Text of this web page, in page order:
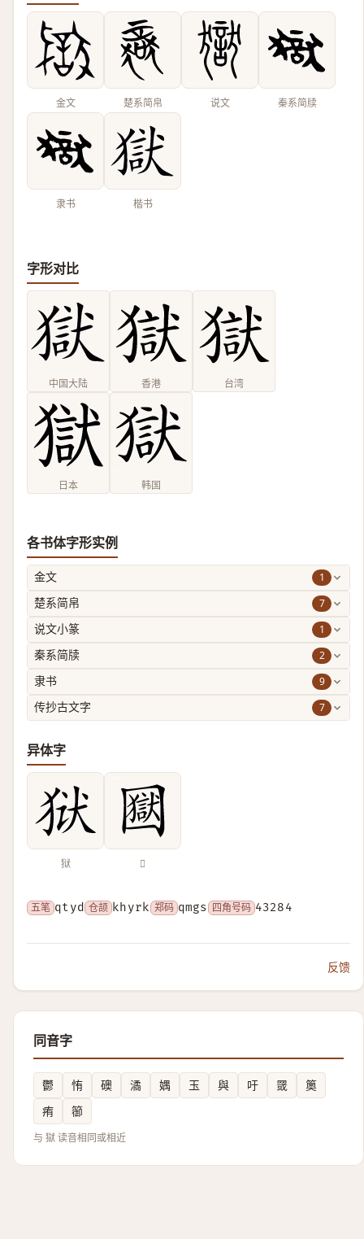
金文 楚系简帛 说文 秦系简牍
隶书 楷书
字形对比
中国大陆 香港 台湾
日本 韩国
各书体字形实例
金文 1
楚系简帛 7
说文小篆 1
秦系简牍 2
隶书 9
传抄古文字 7
异体字
狱 𡈭
五笔 qtyd 仓颉 khyrk 郑码 qmgs 四角号码 43284
反馈
同音字
鬱 㤢 礇 潏 媀 玉 與 吁 䍞
䉛
痏
篽
与 獄 读音相同或相近